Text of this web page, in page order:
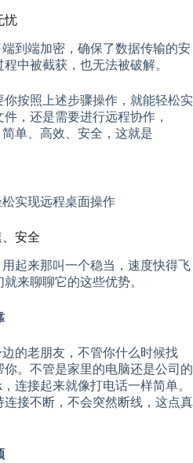
忧
到端加密，确保了数据传输的安
中被截获，也无法被破解。
按照上述步骤操作，就能轻松实
，还是需要进行远程协作，
单、高效、安全，这就是
安全
起来那叫一个稳当，速度快得飞
来聊聊它的这些优势。
的老朋友，不管你什么时候找
。不管是家里的电脑还是公司的
连接起来就像打电话一样简单。
接不断，不会突然断线，这点真